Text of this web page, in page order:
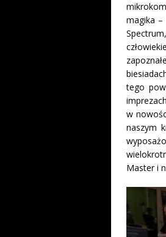
magika
tego
w
naszym
Master i